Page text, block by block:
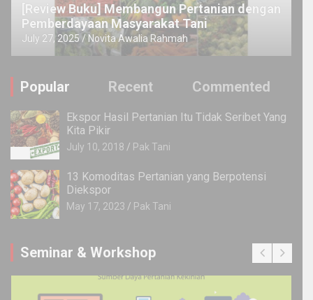
[Review Buku] Membangun Pertanian dengan
Pemberdayaan Masyarakat Tani
July 27, 2025 Novita Awalia Rahmah
Popular Recent Commented
Ekspor Hasil Pertanian Itu Tidak Seribet Yang
Kita Pikir
July 10, 2018 Pak Tani
13 Komoditas Pertanian yang Berpotensi
Diekspor
May 17, 2023 Pak Tani
Seminar & Workshop